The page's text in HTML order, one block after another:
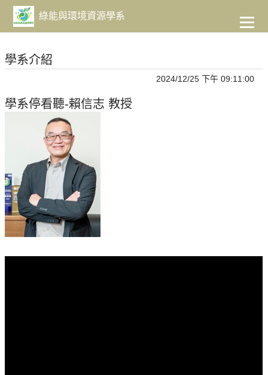
主
要
容
綠能與環境資源學系
學系介紹
2024/12/25 下午 09:11:00
學系停看聽-賴信志 教授